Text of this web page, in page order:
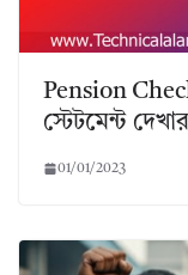
Pension
স্টেটমেন্ট
01/01/2023